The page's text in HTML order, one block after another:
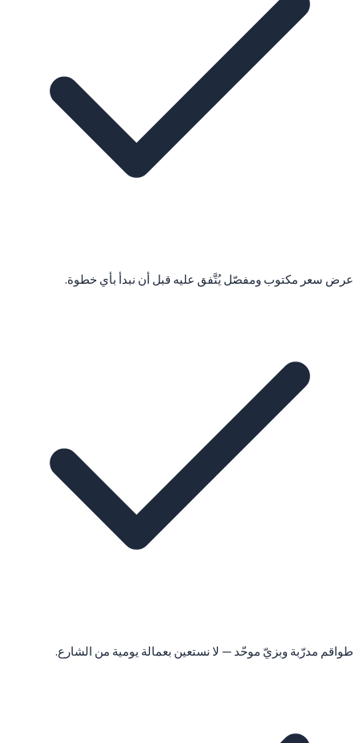
عرض سعر مكتوب ومفصّل يُتَّفق عليه قبل أن نبدأ بأي خطوة.
طواقم مدرّبة وبزيّ موحّد — لا نستعين بعمالة يومية من الشارع.